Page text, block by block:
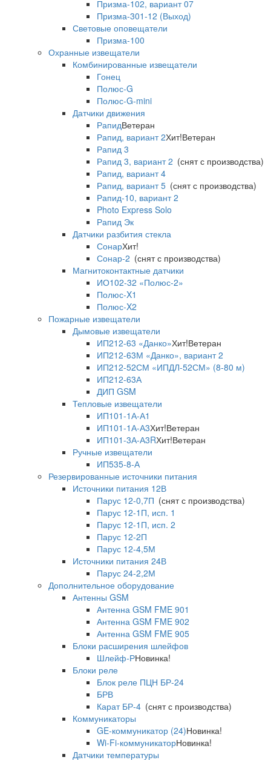
Призма-102, вариант 07
Призма-301-12 (Выход)
Световые оповещатели
Призма-100
Охранные извещатели
Комбинированные извещатели
Гонец
Полюс-G
Полюс-G-mini
Датчики движения
РапидВетеран
Рапид, вариант 2Хит!Ветеран
Рапид 3
Рапид 3, вариант 2 (снят с производства)
Рапид, вариант 4
Рапид, вариант 5 (снят с производства)
Рапид-10, вариант 2
Photo Express Solo
Рапид Эк
Датчики разбития стекла
СонарХит!
Сонар-2 (снят с производства)
Магнитоконтактные датчики
ИО102-32 «Полюс-2»
Полюс-X1
Полюс-X2
Пожарные извещатели
Дымовые извещатели
ИП212-63 «Данко»Хит!Ветеран
ИП212-63М «Данко», вариант 2
ИП212-52СМ «ИПДЛ-52СМ» (8-80 м)
ИП212-63А
ДИП GSM
Тепловые извещатели
ИП101-1А-А1
ИП101-1А-А3Хит!Ветеран
ИП101-3А-А3RХит!Ветеран
Ручные извещатели
ИП535-8-А
Резервированные источники питания
Источники питания 12В
Парус 12-0,7П (снят с производства)
Парус 12-1П, исп. 1
Парус 12-1П, исп. 2
Парус 12-2П
Парус 12-4,5М
Источники питания 24В
Парус 24-2,2М
Дополнительное оборудование
Антенны GSM
Антенна GSM FME 901
Антенна GSM FME 902
Антенна GSM FME 905
Блоки расширения шлейфов
Шлейф-РНовинка!
Блоки реле
Блок реле ПЦН БР-24
БРВ
Карат БР-4 (снят с производства)
Коммуникаторы
GE-коммуникатор (24)Новинка!
Wi-Fi-коммуникаторНовинка!
Датчики температуры